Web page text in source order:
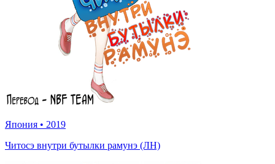
Япония • 2019
Читосэ внутри бутылки рамунэ (ЛН)